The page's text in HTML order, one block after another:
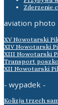
Zderzenie
aviation photo
XV Nowotarski
XIV Nowotarski
XIII Nowotarski
Transport
XII Nowotarski
- wypadek -
Kolizja trzech